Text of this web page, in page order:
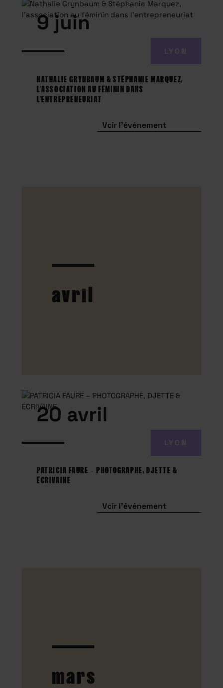
9 juin
NATHALIE GRYNBAUM & STÉPHANIE MARQUEZ,
L’ASSOCIATION AU FÉMININ DANS
L’ENTREPRENEURIAT
Voir l'événement
avril
20 avril
PATRICIA FAURE – PHOTOGRAPHE, DJETTE &
ÉCRIVAINE
Voir l'événement
mars